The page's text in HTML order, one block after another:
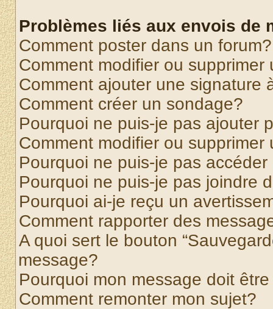
Problèmes liés aux envois de
Comment poster dans un forum?
Comment modifier ou supprimer
Comment ajouter une signature
Comment créer un sondage?
Pourquoi ne puis-je pas ajouter
Comment modifier ou supprimer
Pourquoi ne puis-je pas
Pourquoi ne puis-je pas joindre
Pourquoi ai-je reçu un
Comment rapporter des
A quoi sert le bouton
message?
Pourquoi mon message doit
Comment remonter mon sujet?